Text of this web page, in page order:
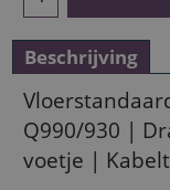
Beschrijving
Q990/930 |
voetje |